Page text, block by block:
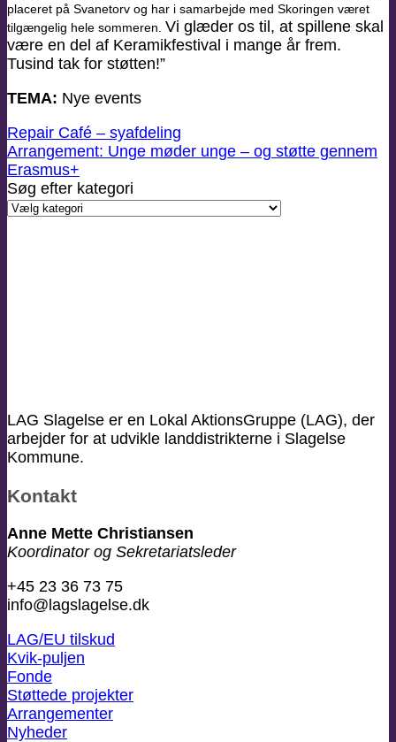
placeret på Svanetorv og har i samarbejde med Skoringen været
tilgængelig hele sommeren. Vi glæder os til, at spillene skal
være en del af Keramikfestival i mange år frem.
Tusind tak for støtten!”
TEMA: Nye events
Repair Café – syafdeling
Arrangement: Unge møder unge – og støtte gennem
Erasmus+
Søg efter kategori
Søg
LAG Slagelse er en Lokal AktionsGruppe (LAG), der
arbejder for at udvikle landdistrikterne i Slagelse
Kommune.
Kontakt
Anne Mette Christiansen
Koordinator og Sekretariatsleder
+45 23 36 73 75
info@lagslagelse.dk
LAG/EU tilskud
Kvik-puljen
Fonde
Støttede projekter
Arrangementer
Nyheder